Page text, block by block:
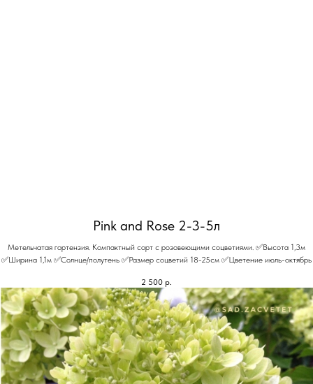
Pink and Rose 2-3-5л
Метельчатая гортензия. Компактный сорт с розовеющими соцветиями. ✅Высота 1,3м
✅Ширина 1,1м ✅Солнце/полутень ✅Размер соцветий 18-25см ✅Цветение июль-октябрь
2 500 р.